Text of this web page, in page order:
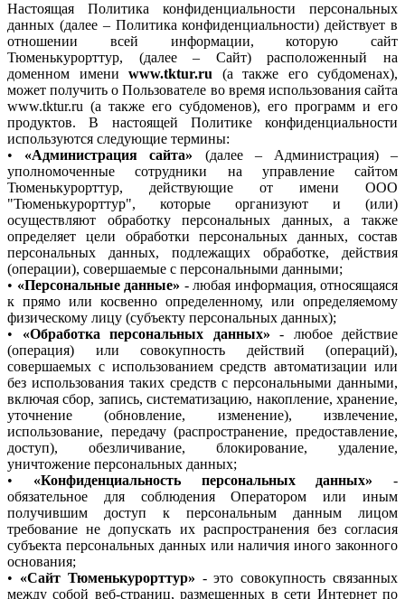
Настоящая Политика конфиденциальности персональных
данных (далее – Политика конфиденциальности) действует в
отношении всей информации, которую сайт
Тюменькурорттур, (далее – Сайт) расположенный на
доменном имени www.tktur.ru (а также его субдоменах),
может получить о Пользователе во время использования сайта
www.tktur.ru (а также его субдоменов), его программ и его
продуктов. В настоящей Политике конфиденциальности
используются следующие термины:
• «Администрация сайта» (далее – Администрация) –
уполномоченные сотрудники на управление сайтом
Тюменькурорттур, действующие от имени ООО
"Тюменькурорттур", которые организуют и (или)
осуществляют обработку персональных данных, а также
определяет цели обработки персональных данных, состав
персональных данных, подлежащих обработке, действия
(операции), совершаемые с персональными данными;
• «Персональные данные» - любая информация, относящаяся
к прямо или косвенно определенному, или определяемому
физическому лицу (субъекту персональных данных);
• «Обработка персональных данных» - любое действие
(операция) или совокупность действий (операций),
совершаемых с использованием средств автоматизации или
без использования таких средств с персональными данными,
включая сбор, запись, систематизацию, накопление, хранение,
уточнение (обновление, изменение), извлечение,
использование, передачу (распространение, предоставление,
доступ), обезличивание, блокирование, удаление,
уничтожение персональных данных;
• «Конфиденциальность персональных данных» -
обязательное для соблюдения Оператором или иным
получившим доступ к персональным данным лицом
требование не допускать их распространения без согласия
субъекта персональных данных или наличия иного законного
основания;
• «Сайт Тюменькурорттур» - это совокупность связанных
между собой веб-страниц, размещенных в сети Интернет по